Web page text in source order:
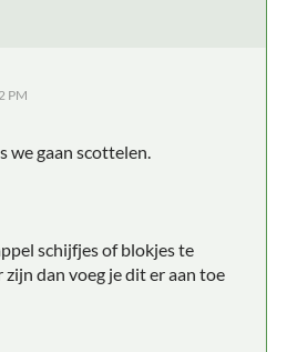
PM
we gaan scottelen.
schijfjes of blokjes te
zijn dan voeg je dit er aan toe